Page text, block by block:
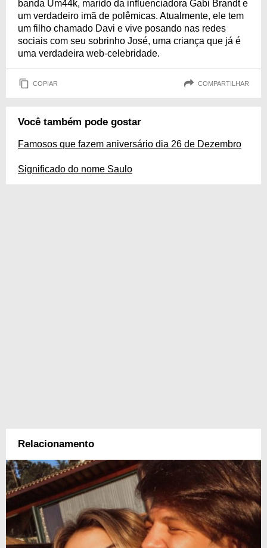
banda Um44k, marido da influenciadora Gabi Brandt e
um verdadeiro imã de polêmicas. Atualmente, ele tem
um filho chamado Davi e vive posando nas redes
sociais com seu sobrinho José, uma criança que já é
uma verdadeira web-celebridade.
COPIAR COMPARTILHAR
Você também pode gostar
Famosos que fazem aniversário dia 26 de Dezembro
Significado do nome Saulo
Relacionamento